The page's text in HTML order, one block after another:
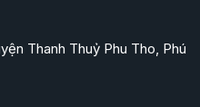
Thanh Thuỷ Phu Tho, Phú